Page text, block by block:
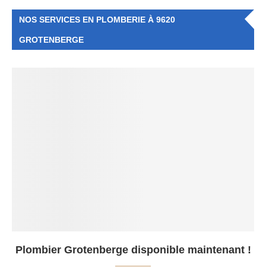
NOS SERVICES EN PLOMBERIE À 9620
GROTENBERGE
Plombier Grotenberge disponible maintenant !